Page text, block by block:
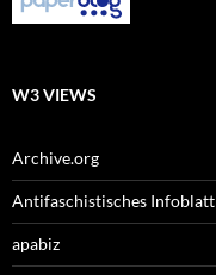
W3 VIEWS
Archive.org
Antifaschistisches Infoblatt
apabiz